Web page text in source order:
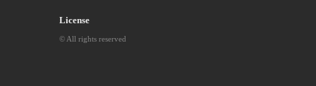
License
© All rights reserved